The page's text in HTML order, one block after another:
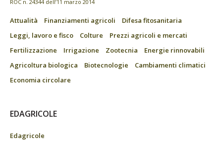
ROC n. 24344 dell’11 marzo 2014
Attualità Finanziamenti agricoli
Difesa fitosanitaria
Leggi, lavoro e fisco
Colture
Prezzi agricoli e mercati
Fertilizzazione
Irrigazione Zootecnia
Energie rinnovabili
Agricoltura biologica
Biotecnologie
Cambiamenti climatici
Economia circolare
EDAGRICOLE
Edagricole